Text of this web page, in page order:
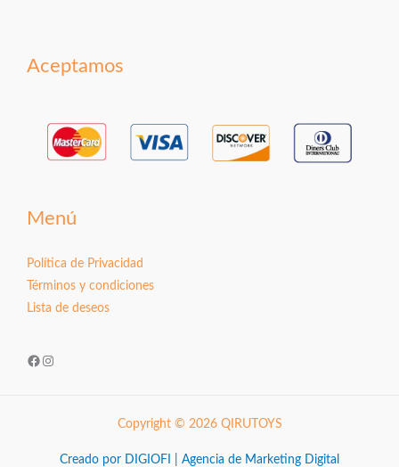
Aceptamos
Menú
Política de Privacidad
Términos y condiciones
Lista de deseos
Facebook
Instagram
Copyright © 2026 QIRUTOYS
Creado por DIGIOFI | Agencia de Marketing Digital